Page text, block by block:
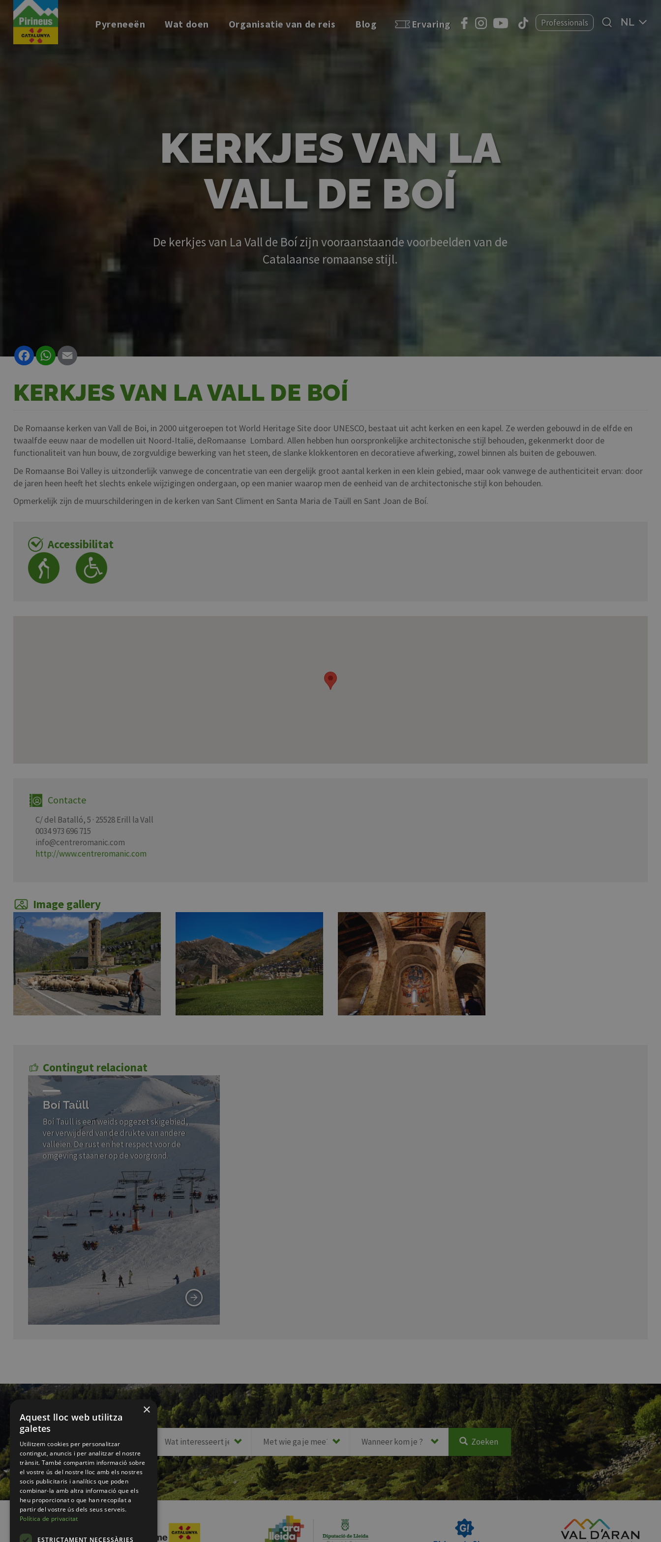
Overslaan
naar
Pyreneeën Wat doen Organisatie van de reis Blog Ervaring Professionals
Select
your
KERKJES VAN LA
VALL DE BOÍ
De kerkjes van La Vall de Boí zijn vooraanstaande voorbeelden van de
Catalaanse romaanse stijl.
FacebookWhatsApp
KERKJES VAN LA VALL DE BOÍ
De Romaanse kerken van Vall de Boi, in 2000 uitgeroepen tot World Heritage Site door UNESCO, bestaat uit acht kerken en een kapel. Ze werden gebouwd in de elfde en
twaalfde eeuw naar de modellen uit Noord-Italië, deRomaanse Lombard. Allen hebben hun oorspronkelijke architectonische stijl behouden, gekenmerkt door de
functionaliteit van hun bouw, de zorgvuldige bewerking van het steen, de slanke klokkentoren en decoratieve afwerking, zowel binnen als buiten de gebouwen.
De Romaanse Boi Valley is uitzonderlijk vanwege de concentratie van een dergelijk groot aantal kerken in een klein gebied, maar ook vanwege de authenticiteit ervan: door
de jaren heen heeft het slechts enkele wijzigingen ondergaan, op een manier waarop men de eenheid van de architectonische stijl kon behouden.
Opmerkelijk zijn de muurschilderingen in de kerken van Sant Climent en Santa Maria de Taüll en Sant Joan de Boí.
Accessibilitat
Contacte
C/ del Batalló, 5 · 25528 Erill la Vall
0034 973 696 715
info@centreromanic.com
http://www.centreromanic.com
Image gallery
Contingut relacionat
Boí Taüll
Boí Taüll is een weids opgezet skigebied,
ver verwijderd van de drukte van andere
valleien. De rust en het respect voor de
omgeving staan er op de voorgrond.
Zoeken
×
Aquest lloc web utilitza
galetes
Utilitzem cookies per personalitzar
contingut, anuncis i per analitzar el nostre
trànsit. També compartim informació sobre
el vostre ús del nostre lloc amb els nostres
socis publicitaris i analítics que poden
combinar-la amb altra informació que els
heu proporcionat o que han recopilat a
partir del vostre ús dels seus serveis.
Política de privacitat
ESTRICTAMENT NECESSÀRIES